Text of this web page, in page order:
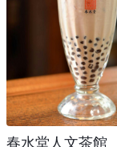
春水堂人文茶館